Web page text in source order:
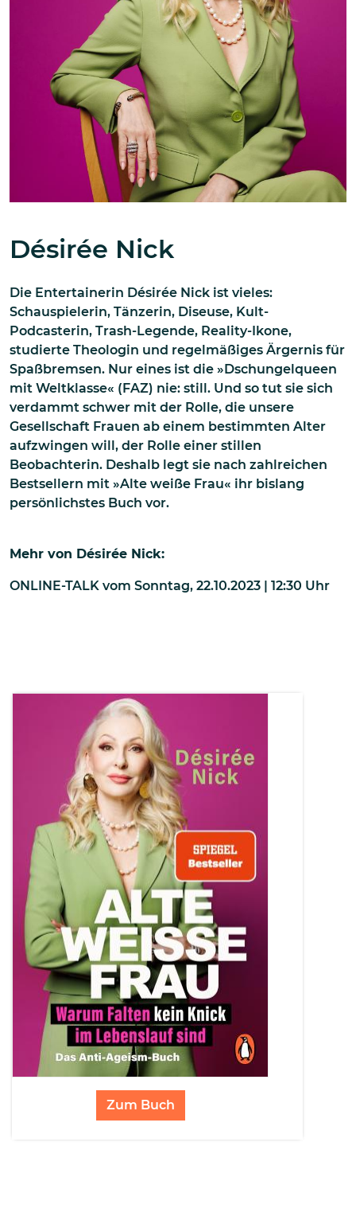
Désirée Nick
Die Entertainerin Désirée Nick ist vieles:
Schauspielerin, Tänzerin, Diseuse, Kult-
Podcasterin, Trash-Legende, Reality-Ikone,
studierte Theologin und regelmäßiges Ärgernis für
Spaßbremsen. Nur eines ist die »Dschungelqueen
mit Weltklasse« (FAZ) nie: still. Und so tut sie sich
verdammt schwer mit der Rolle, die unsere
Gesellschaft Frauen ab einem bestimmten Alter
aufzwingen will, der Rolle einer stillen
Beobachterin. Deshalb legt sie nach zahlreichen
Bestsellern mit »Alte weiße Frau« ihr bislang
persönlichstes Buch vor.
Mehr von Désirée Nick:
ONLINE-TALK vom Sonntag, 22.10.2023 | 12:30 Uhr
Zum Buch